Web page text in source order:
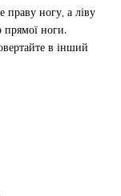
праву ногу, а ліву
прямої ноги.
в інший